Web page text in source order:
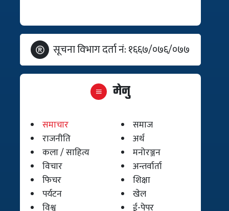
सूचना विभाग दर्ता नं: १६६७/०७६/०७७
मेनु
समाचार
समाज
राजनीति
अर्थ
कला / साहित्य
मनोरञ्जन
विचार
अन्तर्वार्ता
फिचर
शिक्षा
पर्यटन
खेल
विश्व
ई-पेपर